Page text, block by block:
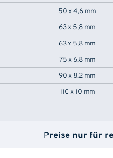
50 x 4,6 mm
63 x 5,8 mm
63 x 5,8 mm
75 x 6,8 mm
90 x 8,2 mm
110 x 10 mm
Preise nur für